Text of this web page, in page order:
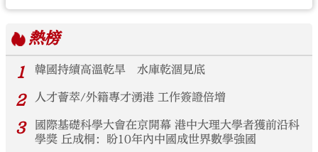
熱榜
1
韓國持續高溫乾旱 水庫乾涸見底
2 人才薈萃/外籍專才湧港 工作簽證倍增
3
國際基礎科學大會在京開幕 港中大理大學者獲前沿科
學獎 丘成桐：盼10年內中國成世界數學強國